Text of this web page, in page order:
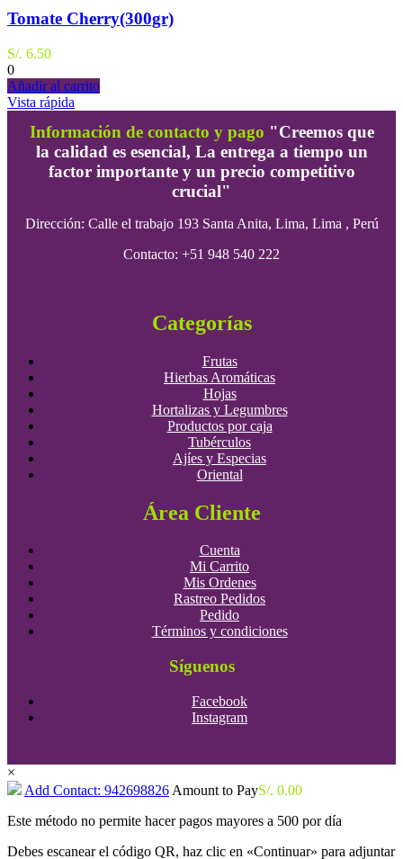
Tomate Cherry(300gr)
S/. 6.50
0
Añadir al carrito
Vista rápida
Información de contacto y pago "Creemos que
la calidad es esencial, La entrega a tiempo un
factor importante y un precio competitivo
crucial"
Dirección: Calle el trabajo 193 Santa Anita, Lima, Lima , Perú
Contacto: +51 948 540 222
Categorías
Frutas
Hierbas Aromáticas
Hojas
Hortalizas y Legumbres
Productos por caja
Tubérculos
Ajíes y Especias
Oriental
Área Cliente
Cuenta
Mi Carrito
Mis Ordenes
Rastreo Pedidos
Pedido
Términos y condiciones
Síguenos
Facebook
Instagram
×
Add Contact: 942698826 Amount to PayS/. 0.00
Este método no permite hacer pagos mayores a 500 por día
Debes escanear el código QR, haz clic en «Continuar» para adjuntar